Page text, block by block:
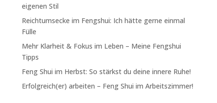
eigenen Stil
Reichtumsecke im Fengshui: Ich hätte gerne einmal
Fülle
Mehr Klarheit & Fokus im Leben – Meine Fengshui
Tipps
Feng Shui im Herbst: So stärkst du deine innere Ruhe!
Erfolgreich(er) arbeiten – Feng Shui im Arbeitszimmer!